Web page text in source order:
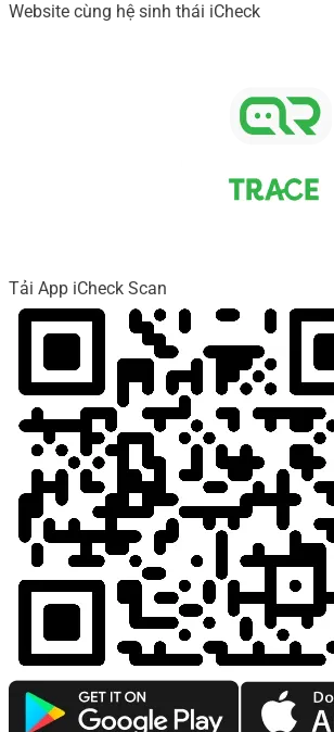
Website cùng hệ sinh thái iCheck
Tải App iCheck Scan